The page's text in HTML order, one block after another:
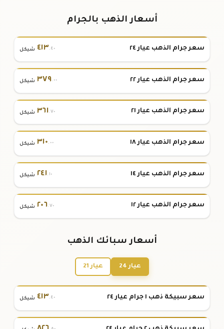
أسعار الذهب بالجرام
سعر جرام الذهب عيار ٢٤ ٤١٣.٤٠ شيكل
سعر جرام الذهب عيار ٢٢ ٣٧٩.٠٠ شيكل
سعر جرام الذهب عيار ٢١ ٣٦١.٧٠ شيكل
سعر جرام الذهب عيار ١٨ ٣١٠.٠٠ شيكل
سعر جرام الذهب عيار ١٤ ٢٤١.١٠ شيكل
سعر جرام الذهب عيار ١٢ ٢٠٦.٧٠ شيكل
أسعار سبائك الذهب
عيار 24 عيار 21
سعر سبيكة ذهب ١ جرام عيار ٢٤ ٤١٣.٤٠ شيكل